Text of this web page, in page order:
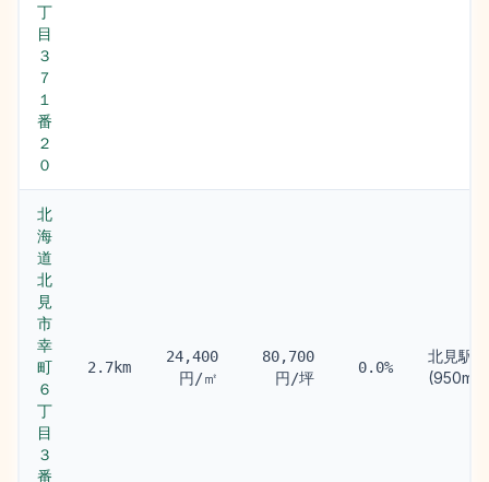
丁
目
３
７
１
番
２
０
北
海
道
北
見
市
幸
町
６
丁
目
３
番
2.7km
24,400
円/㎡
80,700
円/坪
0.0%
北見駅
(950m)